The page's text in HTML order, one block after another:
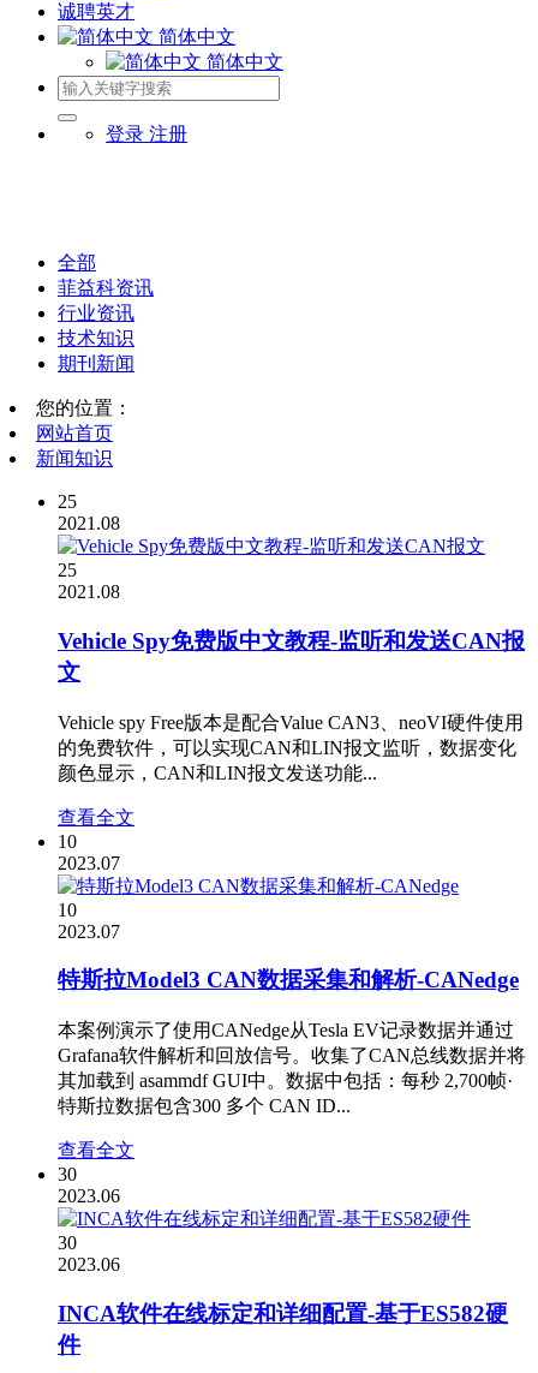
诚聘英才
简体中文
简体中文
登录 注册
全部
菲益科资讯
行业资讯
技术知识
期刊新闻
您的位置：
网站首页
新闻知识
25
2021.08
25
2021.08
Vehicle Spy免费版中文教程-监听和发送CAN报
文
Vehicle spy Free版本是配合Value CAN3、neoVI硬件使用
的免费软件，可以实现CAN和LIN报文监听，数据变化
颜色显示，CAN和LIN报文发送功能...
查看全文
10
2023.07
10
2023.07
特斯拉Model3 CAN数据采集和解析-CANedge
本案例演示了使用CANedge从Tesla EV记录数据并通过
Grafana软件解析和回放信号。收集了CAN总线数据并将
其加载到 asammdf GUI中。数据中包括：每秒 2,700帧·
特斯拉数据包含300 多个 CAN ID...
查看全文
30
2023.06
30
2023.06
INCA软件在线标定和详细配置-基于ES582硬
件